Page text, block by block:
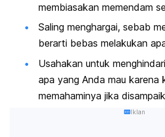
membiasakan memendam
Saling menghargai, sebab
berarti bebas melakukan
Usahakan untuk
apa yang Anda mau karena
memahaminya jika
Iklan